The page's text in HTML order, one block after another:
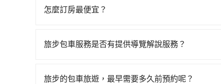
點仍有段距離，在遇到下雨天或者載行李時，就顯
後額外里程數5公里內加收200元。雖然可能有些
怎麼訂房最便宜？
區、價位、人數、特殊需求來搜尋適合的旅店與
就完成，事先不用電話確認空房，事後也不用告
旅步包車服務是否有提供導覽解說服務？
booking@tripool.app聯繫我們，將有專人協助回
旅步的包車旅遊，最早需要多久前預約呢？